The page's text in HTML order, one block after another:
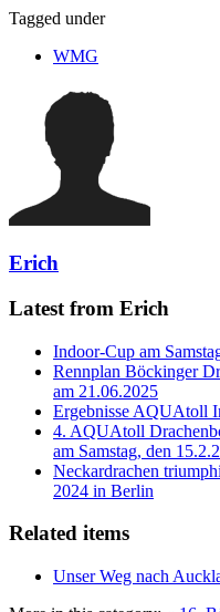
Tagged under
WMG
Erich
Latest from Erich
Indoor-Cup am
Rennplan Böckinger
am 21.06.2025
Ergebnisse AQUAtoll
4. AQUAtoll
am Samstag, den
Neckardrachen
2024 in Berlin
Related items
Unser Weg nach